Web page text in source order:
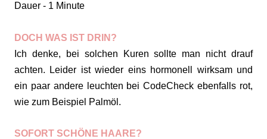
Dauer - 1 Minute
DOCH WAS IST DRIN?
Ich denke, bei solchen Kuren sollte man nicht drauf
achten. Leider ist wieder eins hormonell wirksam und
ein paar andere leuchten bei CodeCheck ebenfalls rot,
wie zum Beispiel Palmöl.
SOFORT SCHÖNE HAARE?